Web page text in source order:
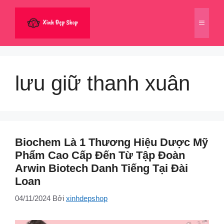
dung
Menu
lưu giữ thanh xuân
Biochem Là 1 Thương Hiệu Dược Mỹ
Phẩm Cao Cấp Đến Từ Tập Đoàn
Arwin Biotech Danh Tiếng Tại Đài
Loan
04/11/2024 Bởi xinhdepshop